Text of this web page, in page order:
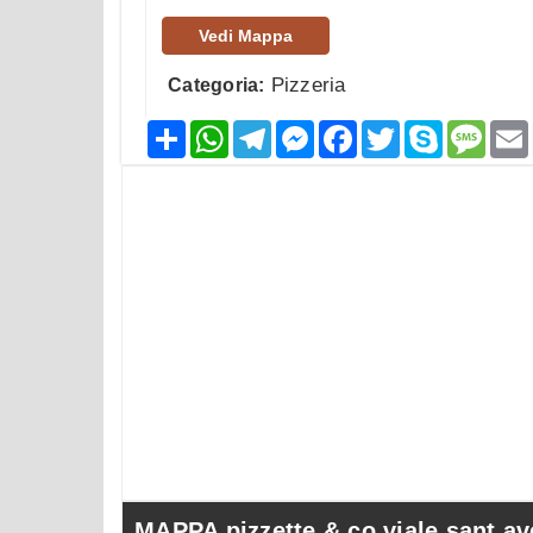
Vedi Mappa
Categoria: Pizzeria
CondividiWhatsAppTelegramMessenger
Facebook
TwitterSkype